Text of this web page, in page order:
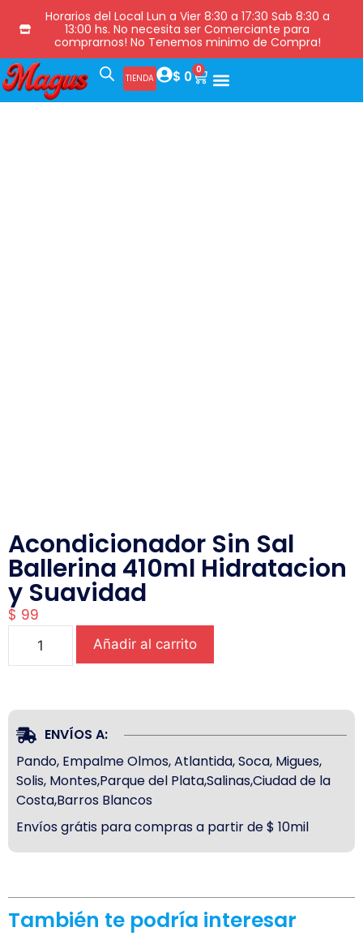
Horarios del Local Lun a Vier 8:30 a 17:30 Sab 8:30 a
13:00 hs. No necesita ser Comerciante para
comprarnos! No Tenemos minimo de Compra!
TIENDA $ 0 0
Acondicionador Sin Sal
Ballerina 410ml Hidratacion
y Suavidad
$ 99
Añadir al carrito
ENVÍOS A:
Pando, Empalme Olmos, Atlantida, Soca, Migues,
Solis, Montes,Parque del Plata,Salinas,Ciudad de la
Costa,Barros Blancos
Envíos grátis para compras a partir de $ 10mil
También te podría interesar